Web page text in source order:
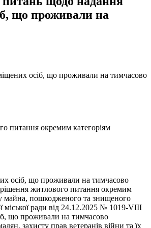
що проживали на
осіб, що проживали на тимчасово
питання окремим категоріям
осіб, що проживали на тимчасово
житлового питання окремим
майна, пошкодженого та знищеного
міської ради від 24.12.2025 № 1019-VIII
що проживали на тимчасово
захисту прав ветеранів війни та їх